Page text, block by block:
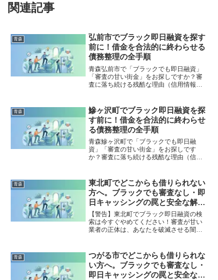
関連記事
青森
弘前市でブラック即日融資を探す
前に！借金を合法的に終わらせる
債務整理の全手順
青森弘前市で「ブラックでも即日融資」
「審査の甘い街金」をお探しですか？審
査に落ち続ける残酷な理由（信用情報と
底解説。多重債務の地獄から抜け出し、
合法的に借金を減額・免除する「債務整
理」の正しい知識と、今すぐ督促を止め
る無料相談窓口をご案内します。
青森
鰺ヶ沢町でブラック即日融資を探
す前に！借金を合法的に終わらせ
る債務整理の全手順
青森鰺ヶ沢町で「ブラックでも即日融
資」「審査の甘い街金」をお探しです
か？審査に落ち続ける残酷な理由（信用
まで徹底解説。多重債務の地獄から抜け
出し、合法的に借金を減額・免除する
「債務整理」の正しい知識と、今すぐ督
促を止める無料相談窓口をご案内しま
す。
青森
東北町でどこからも借りられない
方へ。ブラックでも審査なし・即
日キャッシングの罠と安全な解決
策
【警告】東北町でブラック即日融資の検
索は今すぐやめてください！審査が甘い
業者の正体は、あなたを破滅させる闇金
町で違法業者を避け、借金地獄から抜け
出した方々の実体験と確実な解決策を完
全公開。
青森
つがる市でどこからも借りられな
い方へ。ブラックでも審査なし・
即日キャッシングの罠と安全な解